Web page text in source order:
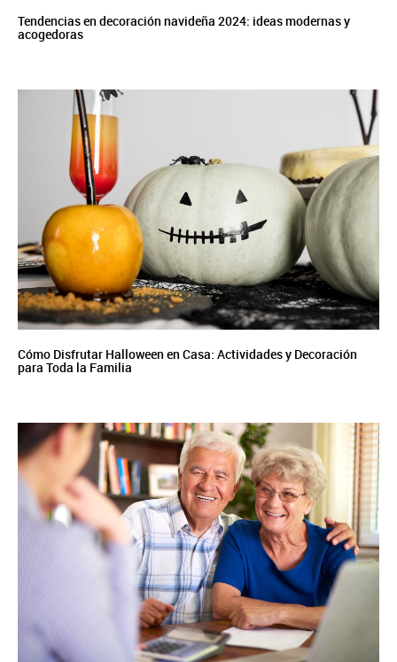
Tendencias en decoración navideña 2024: ideas modernas y
acogedoras
Cómo Disfrutar Halloween en Casa: Actividades y Decoración
para Toda la Familia